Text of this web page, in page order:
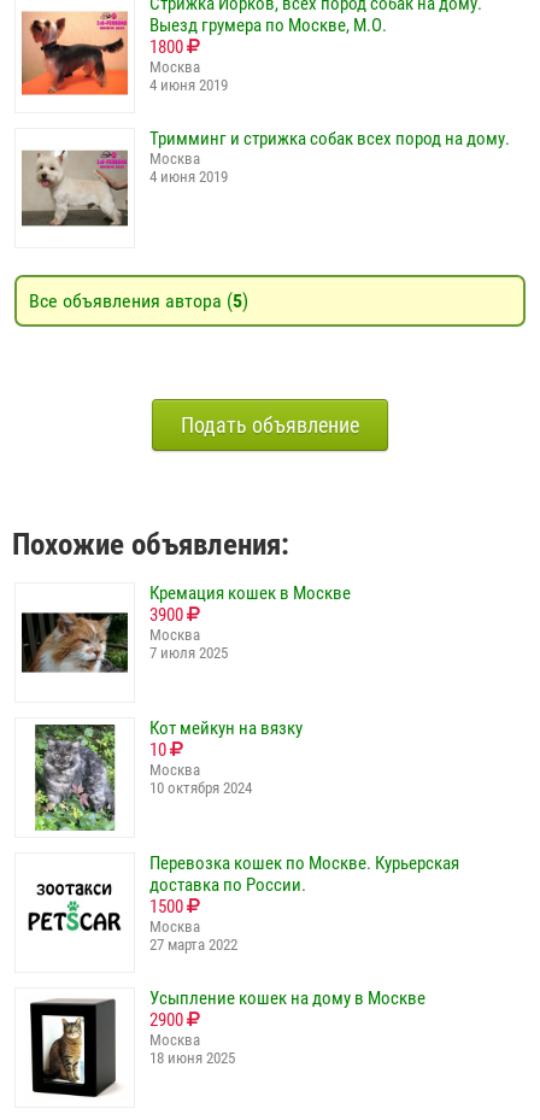
Выезд грумера по Москве, М.О.
1800
Москва
4 июня 2019
Тримминг и стрижка собак всех пород на дому.
Москва
4 июня 2019
Все объявления автора (5)
Подать объявление
Похожие объявления:
Кремация кошек в Москве
3900
Москва
7 июля 2025
Кот мейкун на вязку
10
Москва
10 октября 2024
Перевозка кошек по Москве. Курьерская
доставка по России.
1500
Москва
27 марта 2022
Усыпление кошек на дому в Москве
2900
Москва
18 июня 2025